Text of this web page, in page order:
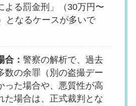
よる罰金刑」（30万円〜
となるケースが多いで
合： 警察の解析で、過去
数の余罪（別の盗撮デー
った場合や、悪質性が高
た場合は、正式裁判とな